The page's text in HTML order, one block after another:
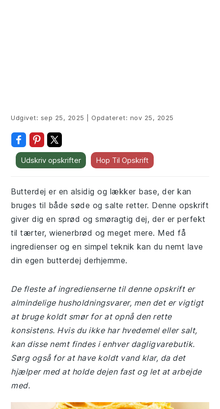
Udgivet: sep 25, 2025 Opdateret: nov 25, 2025
Udskriv opskrifter Hop Til Opskrift
Butterdej er en alsidig og lækker base, der kan
bruges til både søde og salte retter. Denne opskrift
giver dig en sprød og smøragtig dej, der er perfekt
til tærter, wienerbrød og meget mere. Med få
ingredienser og en simpel teknik kan du nemt lave
din egen butterdej derhjemme.
De fleste af ingredienserne til denne opskrift er
almindelige husholdningsvarer, men det er vigtigt
at bruge koldt smør for at opnå den rette
konsistens. Hvis du ikke har hvedemel eller salt,
kan disse nemt findes i enhver dagligvarebutik.
Sørg også for at have koldt vand klar, da det
hjælper med at holde dejen fast og let at arbejde
med.